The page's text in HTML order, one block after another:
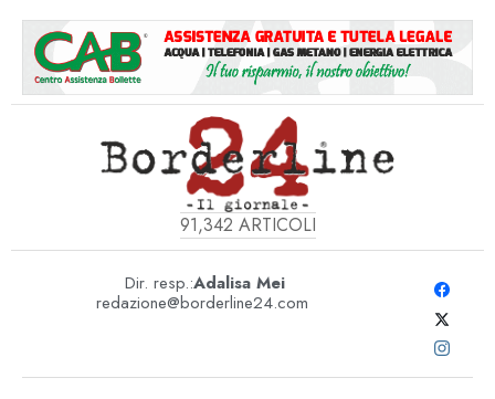
91,342 ARTICOLI
Dir. resp.:Adalisa Mei
redazione@borderline24.com